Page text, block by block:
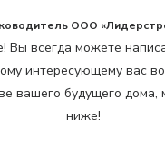
ООО
Вы всегда можете
интересующему вас
вашего будущего дома,
ниже!